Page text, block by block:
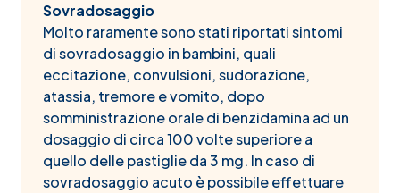
Sovradosaggio
Molto raramente sono stati riportati sintomi
di sovradosaggio in bambini, quali
eccitazione, convulsioni, sudorazione,
atassia, tremore e vomito, dopo
somministrazione orale di benzidamina ad un
dosaggio di circa 100 volte superiore a
quello delle pastiglie da 3 mg. In caso di
sovradosaggio acuto è possibile effettuare